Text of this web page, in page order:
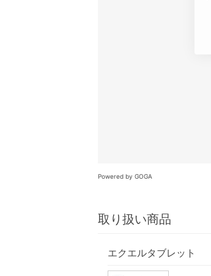
Powered by GOGA
取り扱い商品
エクエルタブレット